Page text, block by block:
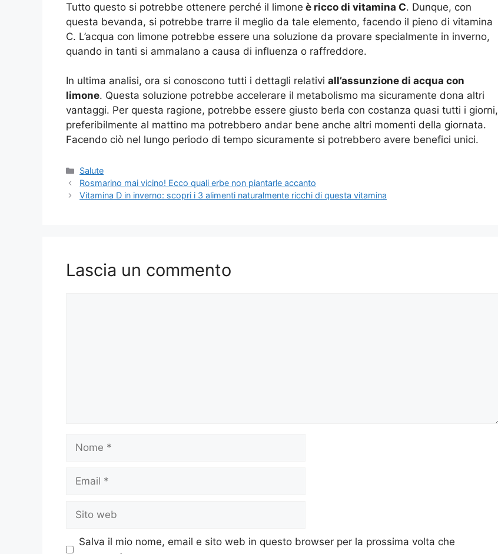
Tutto questo si potrebbe ottenere perché il limone è ricco di vitamina C. Dunque, con
questa bevanda, si potrebbe trarre il meglio da tale elemento, facendo il pieno di vitamina
C. L’acqua con limone potrebbe essere una soluzione da provare specialmente in inverno,
quando in tanti si ammalano a causa di influenza o raffreddore.
In ultima analisi, ora si conoscono tutti i dettagli relativi all’assunzione di acqua con
limone. Questa soluzione potrebbe accelerare il metabolismo ma sicuramente dona altri
vantaggi. Per questa ragione, potrebbe essere giusto berla con costanza quasi tutti i giorni,
preferibilmente al mattino ma potrebbero andar bene anche altri momenti della giornata.
Facendo ciò nel lungo periodo di tempo sicuramente si potrebbero avere benefici unici.
Categorie
Salute
Rosmarino mai vicino! Ecco quali erbe non piantarle accanto
Vitamina D in inverno: scopri i 3 alimenti naturalmente ricchi di questa vitamina
Lascia un commento
Nome
Email
Sito
web
Salva il mio nome, email e sito web in questo browser per la prossima volta che